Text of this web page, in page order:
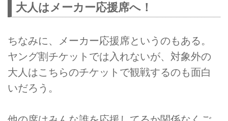
"コカ·コーラ" 鈴鹿8時間耐久ロー
ドレース 7月25日（木）～28日
大人はメーカー応援席へ！
ちなみに、メーカー応援席というのもある。
ヤング割チケットでは入れないが、対象外の
大人はこちらのチケットで観戦するのも面白
いだろう。